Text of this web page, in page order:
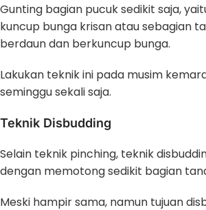
Gunting bagian pucuk sedikit saja,
kuncup bunga krisan atau sebagian
berdaun dan berkuncup bunga.
Lakukan teknik ini pada musim
seminggu sekali saja.
Teknik Disbudding
Selain teknik pinching, teknik
dengan memotong sedikit bagian
Meski hampir sama, namun tujuan